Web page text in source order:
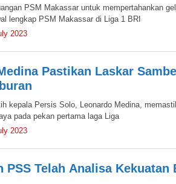
PSM Makassar untuk mempertahankan
lengkap PSM Makassar di Liga 1 BRI
2023
Pastikan Laskar
kepala Persis Solo, Leonardo Medina,
pada pekan pertama laga Liga
2023
PSS Telah Analisa